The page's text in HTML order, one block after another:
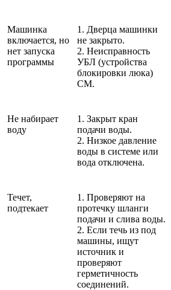
Машинка
включается, но
нет запуска
программы
1. Дверца машинки
не закрыто.
2. Неисправность
УБЛ (устройства
блокировки люка)
СМ.
Не набирает
воду
1. Закрыт кран
подачи воды.
2. Низкое давление
воды в системе или
вода отключена.
Течет,
подтекает
1. Проверяют на
протечку шланги
подачи и слива воды.
2. Если течь из под
машины, ищут
источник и
проверяют
герметичность
соединений.